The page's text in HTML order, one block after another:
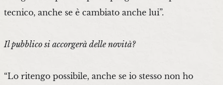
tecnico, anche se è cambiato anche lui”.
Il pubblico si accorgerà delle novità?
“Lo ritengo possibile, anche se io stesso non ho